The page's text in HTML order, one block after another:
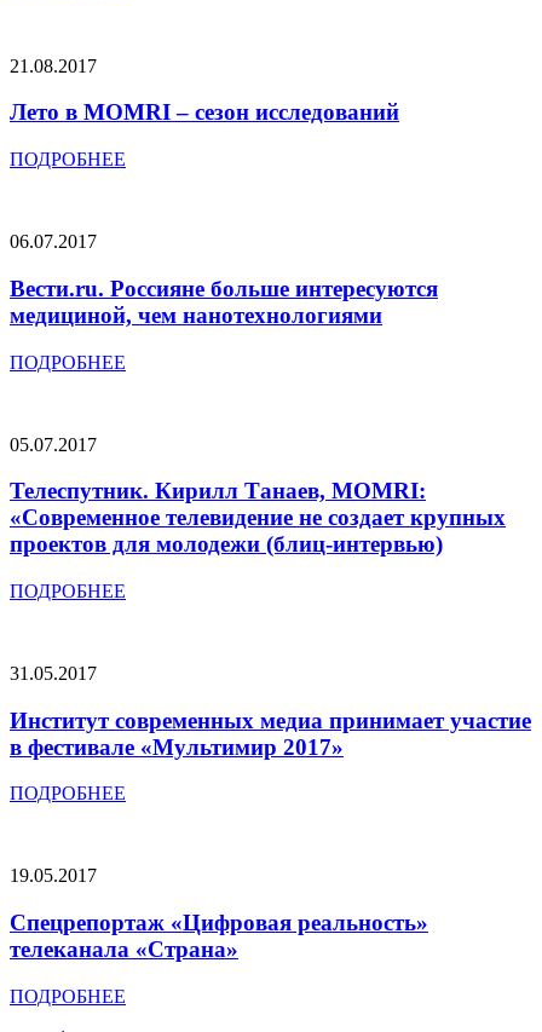
21.08.2017
Лето в MOMRI – сезон исследований
ПОДРОБНЕЕ
06.07.2017
Вести.ru. Россияне больше интересуются
медициной, чем нанотехнологиями
ПОДРОБНЕЕ
05.07.2017
Телеспутник. Кирилл Танаев, MOMRI:
«Современное телевидение не создает крупных
проектов для молодежи (блиц-интервью)
ПОДРОБНЕЕ
31.05.2017
Институт современных медиа принимает участие
в фестивале «Мультимир 2017»
ПОДРОБНЕЕ
19.05.2017
Cпецрепортаж «Цифровая реальность»
телеканала «Страна»
ПОДРОБНЕЕ